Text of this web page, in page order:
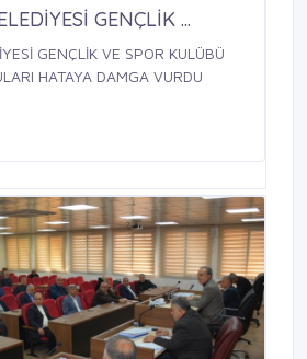
GENÇLİK ...
GENÇLİK VE SPOR KULÜBÜ
HATAYA DAMGA VURDU